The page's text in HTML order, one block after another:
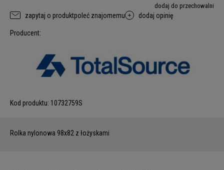
dodaj do przechowalni
zapytaj o produktpoleć znajomemu dodaj opinię
Producent:
Kod produktu: 10732759S
Rolka nylonowa 98x82 z łożyskami